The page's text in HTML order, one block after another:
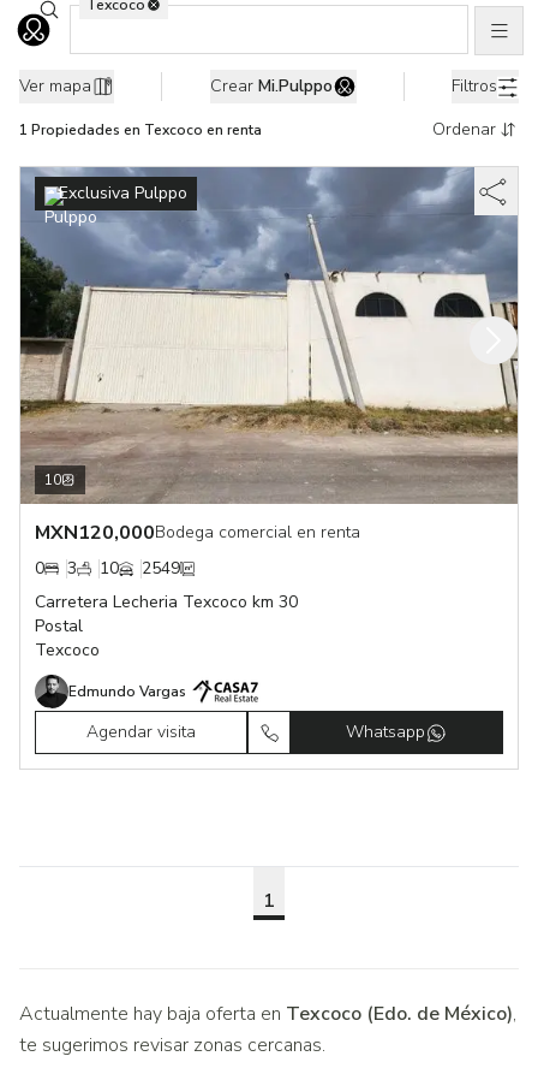
Ir al home
1 Propiedades en renta en Texcoco, Edo. de México
Buscar ubicaciones
Texcoco
Ver mapa Crear Mi.Pulppo Filtros
1 Propiedades en Texcoco en renta Ordenar
10
Exclusiva Pulppo
MXN120,000Bodega comercial en renta
0
3 10
2549
Carretera Lecheria Texcoco km 30
Postal
Texcoco
Edmundo Vargas
Agendar visita Whatsapp
1
Actualmente hay baja oferta en Texcoco (Edo. de México),
te sugerimos revisar zonas cercanas.